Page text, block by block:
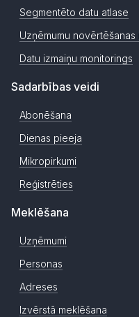
Segmentēto datu atlase
Uzņēmumu novērtēšanas
Datu izmaiņu monitorings
Sadarbības veidi
Abonēšana
Dienas pieeja
Mikropirkumi
Reģistrēties
Meklēšana
Uzņēmumi
Personas
Adreses
Izvērstā meklēšana